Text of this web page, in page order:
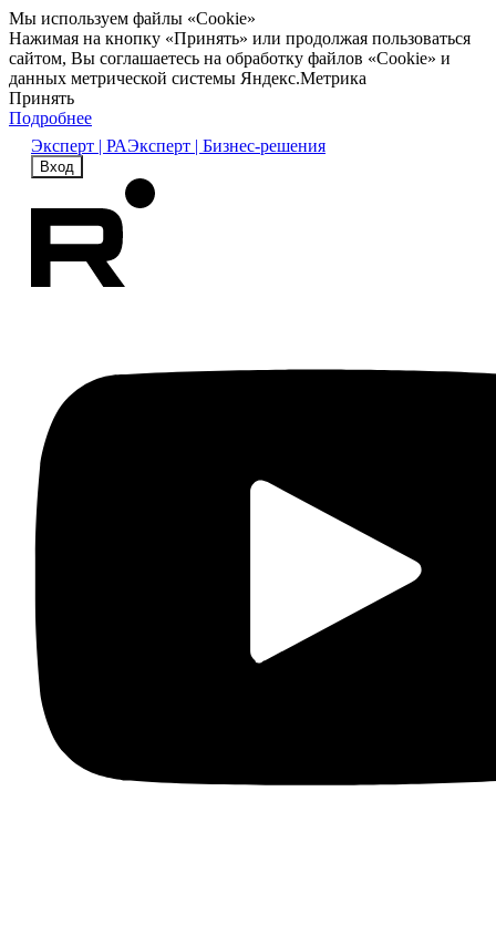
Мы используем файлы «Cookie»
Нажимая на кнопку «Принять» или продолжая пользоваться
сайтом, Вы соглашаетесь на обработку файлов «Cookie» и
данных метрической системы Яндекс.Метрика
Принять
Подробнее
Эксперт | РАЭксперт | Бизнес-решения
Вход